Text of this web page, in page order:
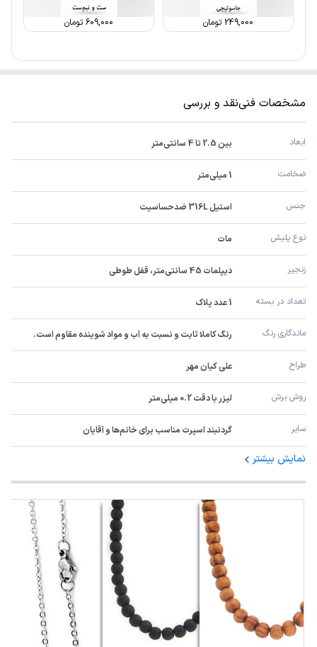
249,000 تومان 609,000تومان
مشخصات فنینقد و بررسی
ابعاد بین 2.5 تا 4 سانتی‌متر
ضخامت 1 میلی‌متر
جنس استیل 316L ضدحساسیت
نوع پلیش مات
زنجیر دیپلمات 45 سانتی‌متر، قفل طوطی
تعداد در بسته 1 عدد پلاک
ماندگاری رنگ رنگ کاملا ثابت و نسبت به آب و مواد شوینده مقاوم است.
طراح علی کیان مهر
روش برش لیزر با دقت 0.2 میلی‌متر
سایر گردنبند اسپرت مناسب برای خانم‌ها و آقایان
نمایش بیشتر